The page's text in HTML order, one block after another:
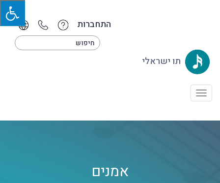
התחברות
תו ישראלי
Toggle
אמנים